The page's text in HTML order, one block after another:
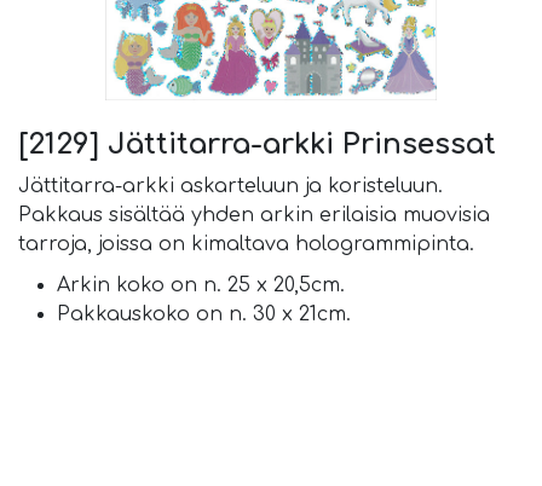
[2129] Jättitarra-arkki Prinsessat
Jättitarra-arkki askarteluun ja koristeluun.
Pakkaus sisältää yhden arkin erilaisia muovisia
tarroja, joissa on kimaltava hologrammipinta.
Arkin koko on n. 25 x 20,5cm.
Pakkauskoko on n. 30 x 21cm.